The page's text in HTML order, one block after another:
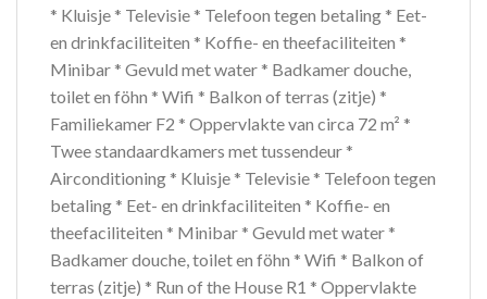
* Kluisje * Televisie * Telefoon tegen betaling * Eet-
en drinkfaciliteiten * Koffie- en theefaciliteiten *
Minibar * Gevuld met water * Badkamer douche,
toilet en föhn * Wifi * Balkon of terras (zitje) *
Familiekamer F2 * Oppervlakte van circa 72 m² *
Twee standaardkamers met tussendeur *
Airconditioning * Kluisje * Televisie * Telefoon tegen
betaling * Eet- en drinkfaciliteiten * Koffie- en
theefaciliteiten * Minibar * Gevuld met water *
Badkamer douche, toilet en föhn * Wifi * Balkon of
terras (zitje) * Run of the House R1 * Oppervlakte